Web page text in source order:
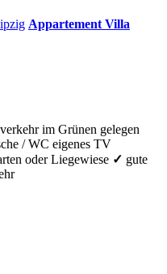
Appartement Villa
im Grünen gelegen
/ WC eigenes TV
oder Liegewiese ✓ gute